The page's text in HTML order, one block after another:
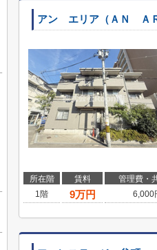
アン エリア（ＡＮ ＡＲ
所在階 賃料 管理費・
1階
9万円 6,000